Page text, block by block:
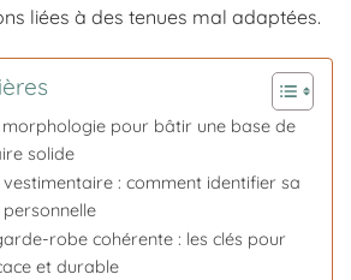
liées à des tenues mal adaptées.
pour bâtir une base de
solide
: comment identifier sa
robe cohérente : les clés pour
et durable